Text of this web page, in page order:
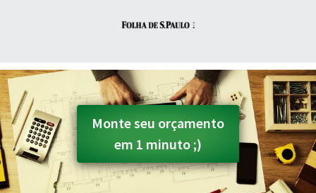
Monte seu orçamento
em 1 minuto ;)